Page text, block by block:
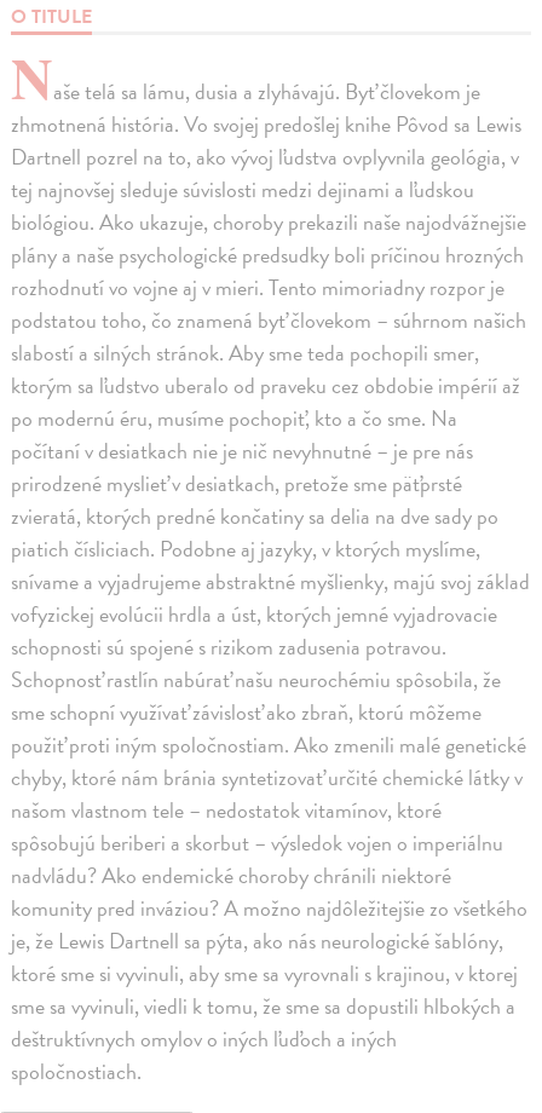
O TITULE
Naše telá sa lámu, dusia a zlyhávajú. Byť človekom je
zhmotnená história. Vo svojej predošlej knihe Pôvod sa Lewis
Dartnell pozrel na to, ako vývoj ľudstva ovplyvnila geológia, v
tej najnovšej sleduje súvislosti medzi dejinami a ľudskou
biológiou. Ako ukazuje, choroby prekazili naše najodvážnejšie
plány a naše psychologické predsudky boli príčinou hrozných
rozhodnutí vo vojne aj v mieri. Tento mimoriadny rozpor je
podstatou toho, čo znamená byť človekom – súhrnom našich
slabostí a silných stránok. Aby sme teda pochopili smer,
ktorým sa ľudstvo uberalo od praveku cez obdobie impérií až
po modernú éru, musíme pochopiť, kto a čo sme. Na
počítaní v desiatkach nie je nič nevyhnutné – je pre nás
prirodzené myslieť v desiatkach, pretože sme päťprsté
zvieratá, ktorých predné končatiny sa delia na dve sady po
piatich čísliciach. Podobne aj jazyky, v ktorých myslíme,
snívame a vyjadrujeme abstraktné myšlienky, majú svoj základ
vofyzickej evolúcii hrdla a úst, ktorých jemné vyjadrovacie
schopnosti sú spojené s rizikom zadusenia potravou.
Schopnosť rastlín nabúrať našu neurochémiu spôsobila, že
sme schopní využívať závislosť ako zbraň, ktorú môžeme
použiť proti iným spoločnostiam. Ako zmenili malé genetické
chyby, ktoré nám bránia syntetizovať určité chemické látky v
našom vlastnom tele – nedostatok vitamínov, ktoré
spôsobujú beriberi a skorbut – výsledok vojen o imperiálnu
nadvládu? Ako endemické choroby chránili niektoré
komunity pred inváziou? A možno najdôležitejšie zo všetkého
je, že Lewis Dartnell sa pýta, ako nás neurologické šablóny,
ktoré sme si vyvinuli, aby sme sa vyrovnali s krajinou, v ktorej
sme sa vyvinuli, viedli k tomu, že sme sa dopustili hlbokých a
deštruktívnych omylov o iných ľuďoch a iných
spoločnostiach.